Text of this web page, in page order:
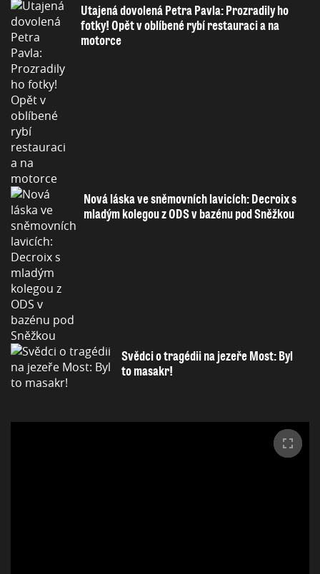
Utajená dovolená Petra Pavla: Prozradily ho
fotky! Opět v oblíbené rybí restauraci a na
motorce
Nová láska ve sněmovních lavicích: Decroix s
mladým kolegou z ODS v bazénu pod Sněžkou
Svědci o tragédii na jezeře Most: Byl
to masakr!